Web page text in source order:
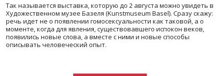
Так называется выставка, которую до 2 августа можно увидеть в
Художественном музее Базеля (Kunstmuseum Basel). Сразу скажу:
речь идет не о появлении гомосексуальности как таковой, а о
моменте, когда для явления, существовавшего испокон веков,
появились новые слова, а вместе с ними и новые способы
описывать человеческий опыт.